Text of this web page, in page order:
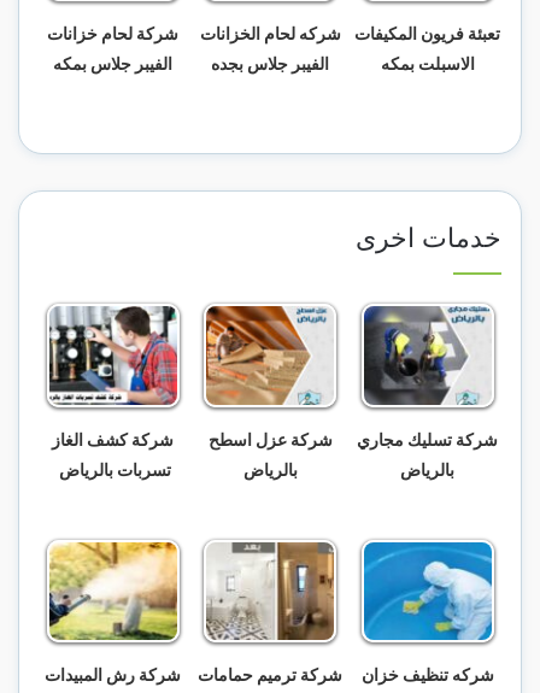
تعبئة فريون المكيفات
الاسبلت بمكه
شركه لحام الخزانات
الفيبر جلاس بجده
شركة لحام خزانات
الفيبر جلاس بمكه
خدمات اخرى
شركة تسليك مجاري
بالرياض
شركة عزل اسطح
بالرياض
شركة كشف الغاز
تسربات بالرياض
شركه تنظيف خزان
شركة ترميم حمامات
شركة رش المبيدات